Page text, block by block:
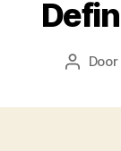
Door